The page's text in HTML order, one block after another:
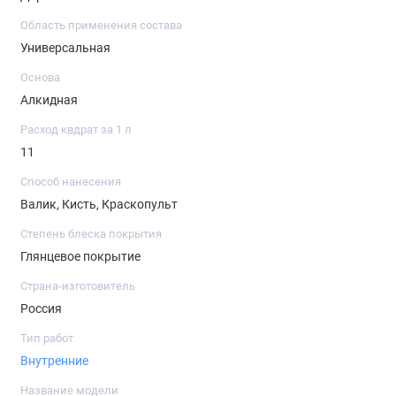
Область применения состава
Универсальная
Основа
Алкидная
Расход квдрат за 1 л
11
Способ нанесения
Валик, Кисть, Краскопульт
Степень блеска покрытия
Глянцевое покрытие
Страна-изготовитель
Россия
Тип работ
Внутренние
Название модели